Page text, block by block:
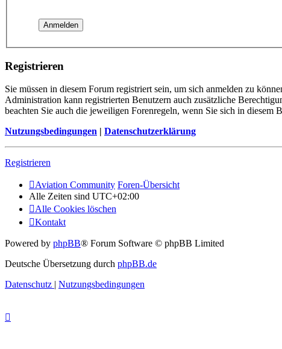
Registrieren
Sie müssen in diesem Forum registriert sein, um sich anmelden zu
Administration kann registrierten Benutzern auch zusätzliche
beachten Sie auch die jeweiligen Forenregeln, wenn Sie sich in diesem
Nutzungsbedingungen | Datenschutzerklärung
Registrieren
Aviation Community Foren-Übersicht
Alle Zeiten sind UTC+02:00
Alle Cookies löschen
Kontakt
Powered by phpBB® Forum Software © phpBB Limited
Deutsche Übersetzung durch phpBB.de
Datenschutz | Nutzungsbedingungen